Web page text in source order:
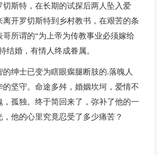
斯特，在长期的试探后两人坠入爱
开罗切斯特到乡村教书，在艰苦的条
所谓的“为上帝为传教事业必须嫁给
结婚，有情人终成眷属。
绅士已变为瞎眼瘸腿断肢的.落魄人
坚守。命途多舛，婚姻坎坷，爱情不
孤独。终于简回来了，弥补了他的一
他的心里究竟忍受了多少痛苦？